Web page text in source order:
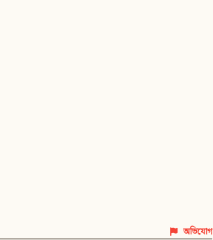
অভিযোগ